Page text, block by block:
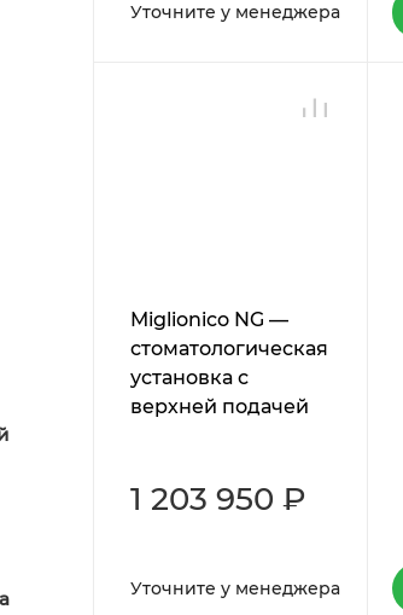
Уточните у менеджера
Miglionico NG —
стоматологическая
установка с
верхней подачей
1 203 950 ₽
Уточните у менеджера